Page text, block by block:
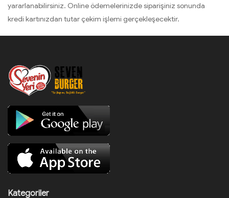
yararlanabilirsiniz. Online ödemelerinizde siparişiniz sonunda
kredi kartınızdan tutar çekim işlemi gerçekleşecektir.
Kategoriler